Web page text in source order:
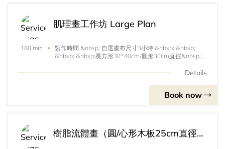
肌理畫工作坊 Large Plan
180 min
製作時間 &nbsp; 自選畫布尺寸3小時 &nbsp; &nbsp;
&nbsp; &nbsp;長方形30*40cm/圓形30cm直徑&nbsp;
&nbsp; /正方形30*30cm
Details
Book now
樹脂流體畫（圓/心形木板25cm直徑）